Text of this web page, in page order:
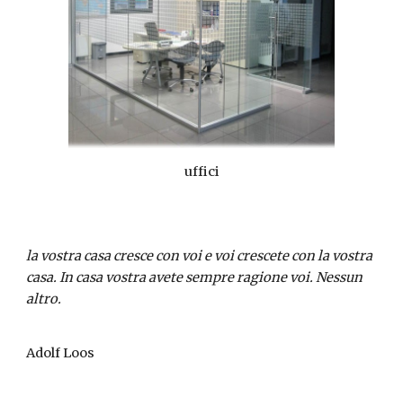
uffici
la vostra casa cresce con voi e voi crescete con la vostra
casa. In casa vostra avete sempre ragione voi. Nessun
altro.
Adolf Loos